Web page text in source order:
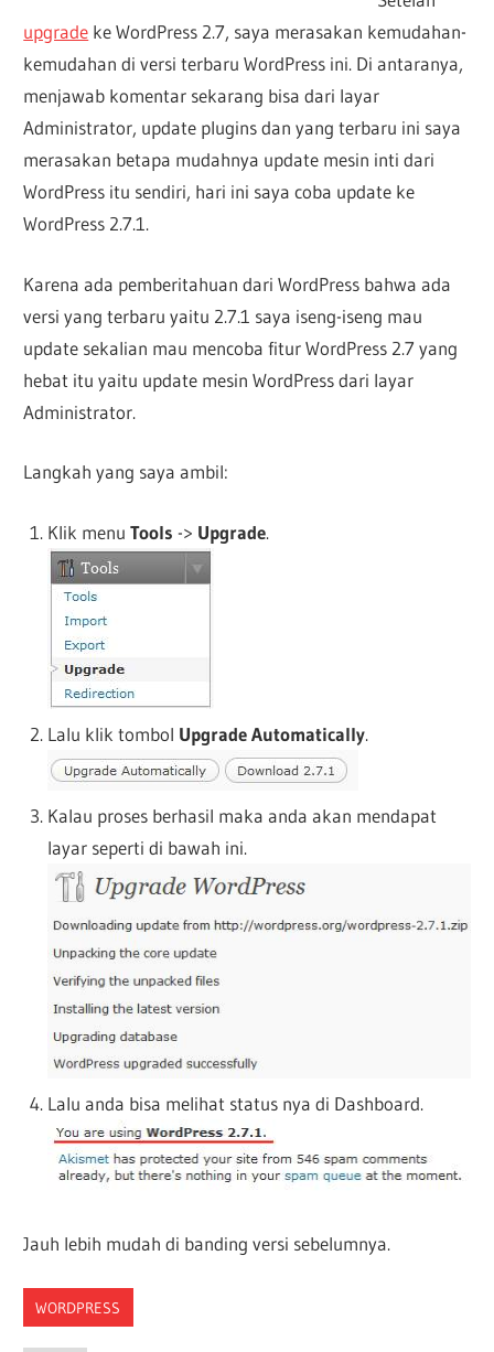
upgrade ke WordPress 2.7, saya merasakan kemudahan-
kemudahan di versi terbaru WordPress ini. Di antaranya,
menjawab komentar sekarang bisa dari layar
Administrator, update plugins dan yang terbaru ini saya
merasakan betapa mudahnya update mesin inti dari
WordPress itu sendiri, hari ini saya coba update ke
WordPress 2.7.1.
Karena ada pemberitahuan dari WordPress bahwa ada
versi yang terbaru yaitu 2.7.1 saya iseng-iseng mau
update sekalian mau mencoba fitur WordPress 2.7 yang
hebat itu yaitu update mesin WordPress dari layar
Administrator.
Langkah yang saya ambil:
Klik menu Tools -> Upgrade.
Lalu klik tombol Upgrade Automatically.
Kalau proses berhasil maka anda akan mendapat
layar seperti di bawah ini.
Lalu anda bisa melihat status nya di Dashboard.
Jauh lebih mudah di banding versi sebelumnya.
WORDPRESS